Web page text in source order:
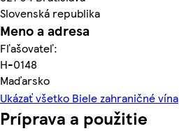
Slovenská republika
Meno a adresa
Fľašovateľ:
H-0148
Maďarsko
Ukázať všetko Biele zahraničné vína
Príprava a použitie